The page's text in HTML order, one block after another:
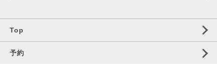
Top
予約